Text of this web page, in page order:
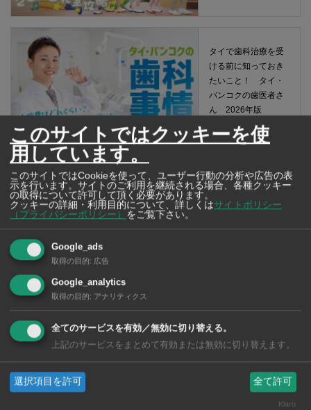
タイで歯科治療を受
ける前に知っておき
たいこと！ タイ・
バンコクの歯医者さ
ん 2026年版
サイト内全体を検索
週刊ワイズ 最新号 - No.1037 - 2026年8月5日号
このサイトではクッキーを使
用しています。
このサイトではCookieを使って、ユーザー行動の分析や広告の表
示を行います。サイトのご利用を継続される場合、各種クッキー
の取得について許可して頂く必要があります。
クッキーの詳細・利用目的について、詳しくはサイトポリシー
（プライバシーポリシー）
をご覧下さい。
Google_ads
取得の目的: 広告
Google_analytics
取得の目的: アナリティクス
全てのサービスを有効／無効に切り替える。
上記のサービスをまとめて有効または無効に切り替えます。
選択項目を許可 全て許可
Klaro